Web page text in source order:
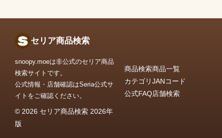
セリア商品検索
snoopy.moeは非公式のセリア商品
検索サイトです。
公式情報・店舗確認はSeria公式サ
イトをご確認ください。
© 2026 セリア商品検索 2026年
版
商品検索商品一覧
カテゴリJANコード
公式FAQ店舗検索